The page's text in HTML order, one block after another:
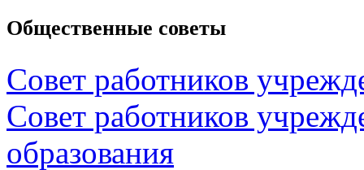
Общественные советы
Совет работников
Совет работников
образования